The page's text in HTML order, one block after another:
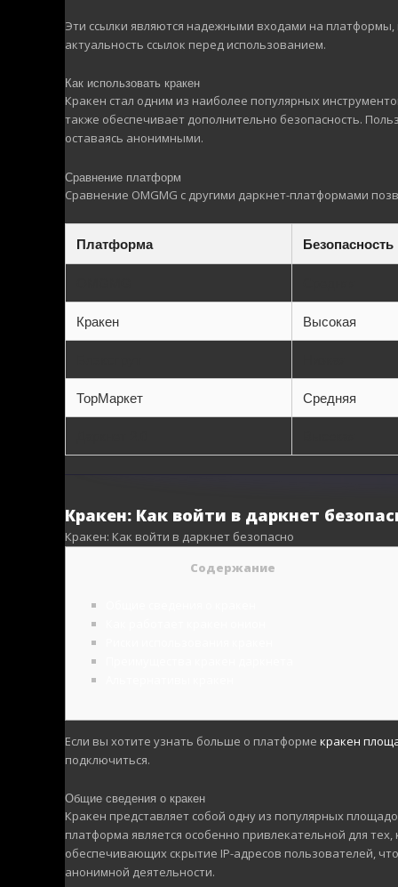
Эти ссылки являются надежными входами на
актуальность ссылок перед использованием.
Как использовать кракен
Кракен стал одним из наиболее популярных
также обеспечивает дополнительно безопасность.
оставаясь анонимными.
Сравнение платформ
Сравнение OMGMG с другими даркнет-платформами
Платформа Безопасность
Кракен Высокая
ТорМаркет Средняя
Кракен: Как войти в даркнет
Кракен: Как войти в даркнет безопасно
Содержание
Если вы хотите узнать больше о платформе кракен
подключиться.
Общие сведения о кракен
Кракен представляет собой одну из популярных
платформа является особенно привлекательной для
обеспечивающих скрытие IP-адресов пользователей,
анонимной деятельности.